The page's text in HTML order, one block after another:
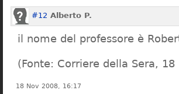
#12 Alberto P.
il nome del professore è
(Fonte: Corriere della Sera,
18 Nov 2008, 16:17